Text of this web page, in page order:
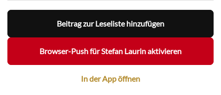
Beitrag zur Leseliste hinzufügen
Browser-Push für Stefan Laurin aktivieren
In der App öffnen